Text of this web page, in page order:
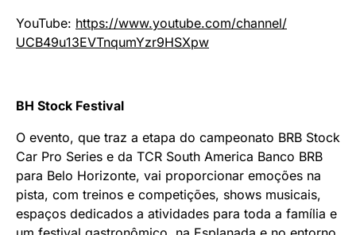
YouTube: https://www.youtube.com/channel/
UCB49u13EVTnqumYzr9HSXpw
BH Stock Festival
O evento, que traz a etapa do campeonato BRB Stock
Car Pro Series e da TCR South America Banco BRB
para Belo Horizonte, vai proporcionar emoções na
pista, com treinos e competições, shows musicais,
espaços dedicados a atividades para toda a família e